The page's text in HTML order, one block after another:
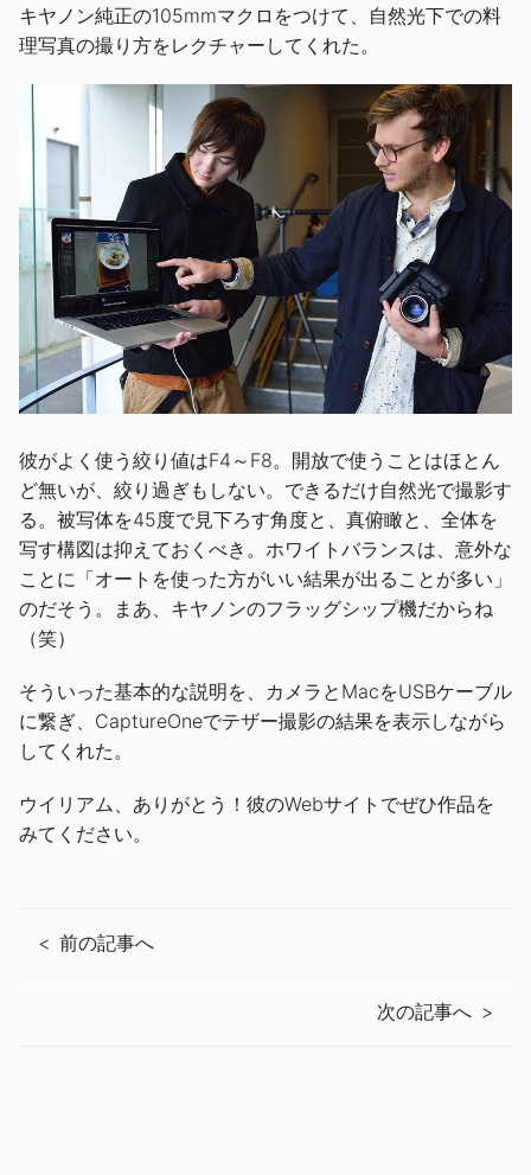
キヤノン純正の105mmマクロをつけて、自然光下での料
理写真の撮り方をレクチャーしてくれた。
彼がよく使う絞り値はF4～F8。開放で使うことはほとん
ど無いが、絞り過ぎもしない。できるだけ自然光で撮影す
る。被写体を45度で見下ろす角度と、真俯瞰と、全体を
写す構図は抑えておくべき。ホワイトバランスは、意外な
ことに「オートを使った方がいい結果が出ることが多い」
のだそう。まあ、キヤノンのフラッグシップ機だからね
（笑）
そういった基本的な説明を、カメラとMacをUSBケーブル
に繋ぎ、CaptureOneでテザー撮影の結果を表示しながら
してくれた。
ウイリアム、ありがとう！彼のWebサイトでぜひ作品を
みてください。
前の記事へ
次の記事へ